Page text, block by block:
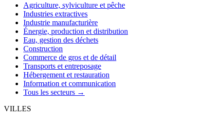
Agriculture, sylviculture et pêche
Industries extractives
Industrie manufacturière
Énergie, production et distribution
Eau, gestion des déchets
Construction
Commerce de gros et de détail
Transports et entreposage
Hébergement et restauration
Information et communication
Tous les secteurs →
VILLES